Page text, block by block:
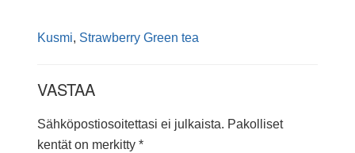
Kusmi, Strawberry Green tea
VASTAA
Sähköpostiosoitettasi ei julkaista. Pakolliset
kentät on merkitty *